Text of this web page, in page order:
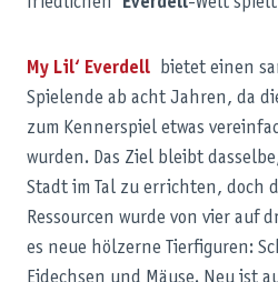
My Lil‘ Everdell bietet einen
Spielende ab acht Jahren, da
zum Kennerspiel etwas
wurden. Das Ziel bleibt
Stadt im Tal zu errichten, doch
Ressourcen wurde von vier auf
es neue hölzerne Tierfiguren: